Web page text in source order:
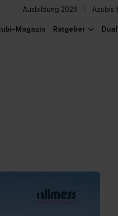
Ausbildung 2026 Azubis
Magazin Ratgeber